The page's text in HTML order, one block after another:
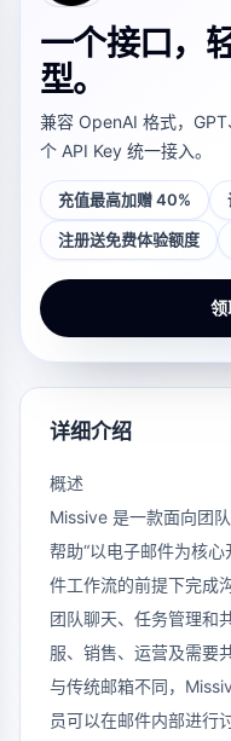
一个接口，
型。
兼容 OpenAI 格式，
个 API Key 统一接入。
充值最高加赠 40%
注册送免费体验额度
领
详细介绍
概述
Missive 是一款面向团
帮助“以电子邮件为核
件工作流的前提下完成
团队聊天、任务管理和
服、销售、运营及需要
与传统邮箱不同，
员可以在邮件内部进行